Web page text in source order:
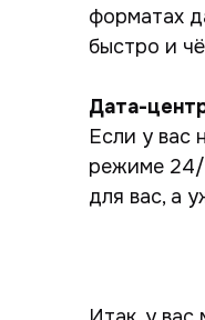
форматах
быстро и
Дата-
Если у вас
режиме 24/
для вас, а